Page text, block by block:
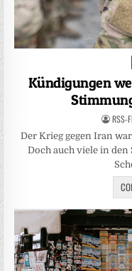
Kündigungen
RSS-
Der Krieg gegen Iran
Doch auch viele in